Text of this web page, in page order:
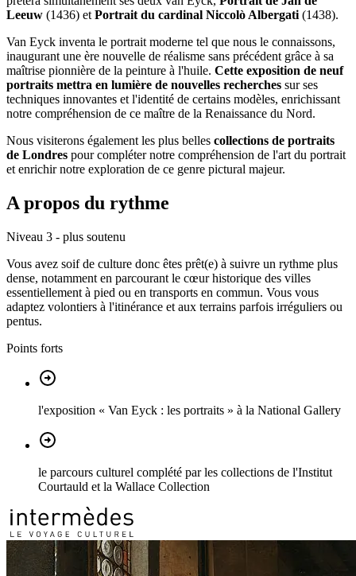
Leeuw (1436) et Portrait du cardinal Niccolò Albergati (1438).
Van Eyck inventa le portrait moderne tel que nous le connaissons,
inaugurant une ère nouvelle de réalisme sans précédent grâce à sa
maîtrise pionnière de la peinture à l'huile. Cette exposition de neuf
portraits mettra en lumière de nouvelles recherches sur ses
techniques innovantes et l'identité de certains modèles, enrichissant
notre compréhension de ce maître de la Renaissance du Nord.
Nous visiterons également les plus belles collections de portraits
de Londres pour compléter notre compréhension de l'art du portrait
et enrichir notre exploration de ce genre pictural majeur.
A propos du rythme
Niveau 3 - plus soutenu
Vous avez soif de culture donc êtes prêt(e) à suivre un rythme plus
dense, notamment en parcourant le cœur historique des villes
essentiellement à pied ou en transports en commun. Vous vous
adaptez volontiers à l'itinérance et aux terrains parfois irréguliers ou
pentus.
Points forts
l'exposition « Van Eyck : les portraits » à la National Gallery
le parcours culturel complété par les collections de l'Institut
Courtauld et la Wallace Collection